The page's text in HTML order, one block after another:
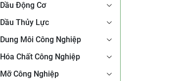
Dầu Động Cơ
Dầu Thủy Lực
Dung Môi Công Nghiệp
Hóa Chất Công Nghiệp
Mỡ Công Nghiệp